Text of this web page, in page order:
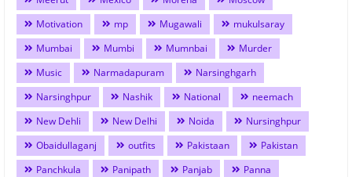
Motivation
mp Mugawali
mukulsaray
Mumbai
Mumbi Mumnbai
Murder
Music
Narmadapuram
Narsinghgarh
Narsinghpur
Nashik National
neemach
New Dehli
New Delhi Noida
Nursinghpur
Obaidullaganj
outfits Pakistaan
Pakistan
Panchkula
Panipath Panjab
Panna